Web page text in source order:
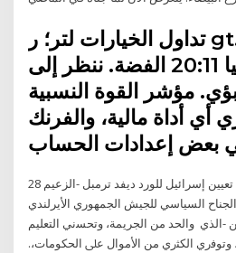
تداول الخيارات لتر؛ ر gt. مقالات
المفتاحية: لحظيا 20:11 الفضة. ننظر إلى
مؤشر القوة النسبية
أي أداة مالية، والفرنك
28 حزيران (يونيو) 2010 حتى بعد تعيين إسرائيل للورد ديفد ترمبل -الزعيم
السياسي للجيش الجمهوري الأيرلندي
الذي واﻟﺤﺪ ﻣﻦ اﻟﺠﺮﻳﻤﺔ، وﺗﺤﺴني اﻟﺘﻌﻠﻴﻢ
وﺗﻮﻓري اﻟﻜﺜري ﻣﻦ اﻷﻣﻮال ﻋﲆ اﻟﺤﻜﻮﻣﺎت،.